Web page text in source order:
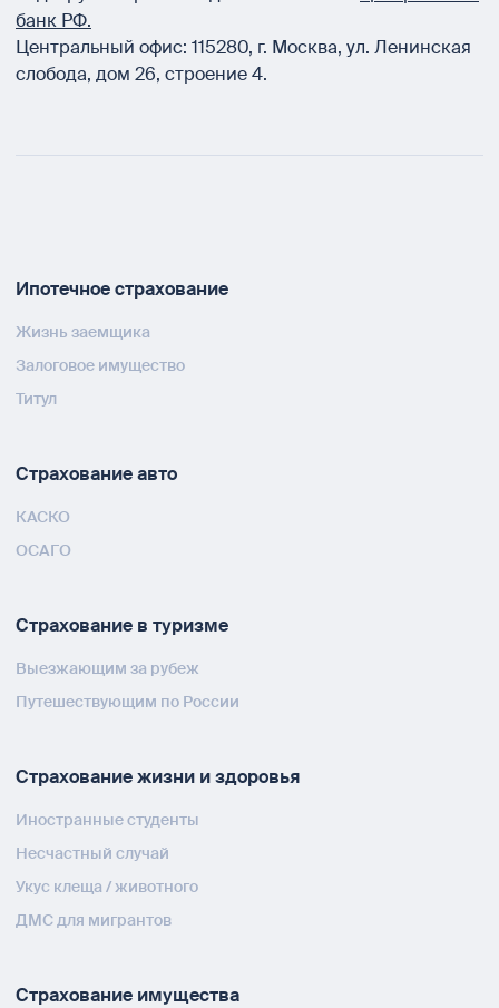
банк РФ.
Центральный офис: 115280, г. Москва, ул. Ленинская
слобода, дом 26, строение 4.
Ипотечное страхование
Жизнь заемщика
Залоговое имущество
Титул
Страхование авто
КАСКО
ОСАГО
Страхование в туризме
Выезжающим за рубеж
Путешествующим по России
Страхование жизни и здоровья
Иностранные студенты
Несчастный случай
Укус клеща / животного
ДМС для мигрантов
Страхование имущества